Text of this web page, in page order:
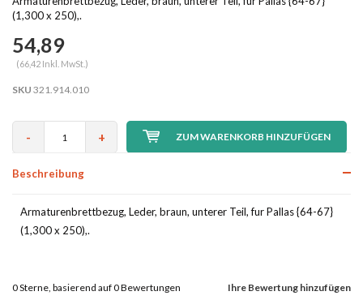
(1,300 x 250),.
54,89
(66,42 Inkl. MwSt.)
SKU 321.914.010
- + ZUM WARENKORB HINZUFÜGEN
Beschreibung
Armaturenbrettbezug, Leder, braun, unterer Teil, fur Pallas {64-67}
(1,300 x 250),.
Ihre Bewertung hinzufügen
0Sterne, basierend auf0Bewertungen